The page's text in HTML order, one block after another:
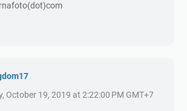
October 19, 2019 at 2:22:00 PM GMT+7